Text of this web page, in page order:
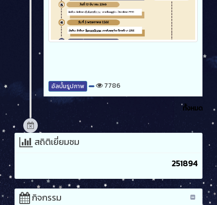
อัลบั้มรูปภาพ 7786
ทั้งหมด
สถิติเยี่ยมชม
251894
กิจกรรม